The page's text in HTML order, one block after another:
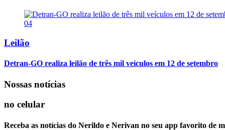
04
Leilão
Detran-GO realiza leilão de três mil veículos em 12 de setembro
Nossas notícias
no celular
Receba as notícias do Nerildo e Nerivan no seu app favorito de